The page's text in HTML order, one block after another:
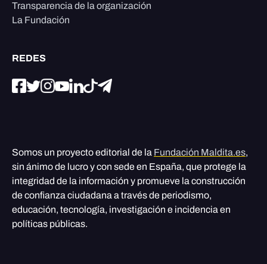
Transparencia de la organización
La Fundación
REDES
Somos un proyecto editorial de la Fundación Maldita.es,
sin ánimo de lucro y con sede en España, que protege la
integridad de la información y promueve la construcción
de confianza ciudadana a través de periodismo,
educación, tecnología, investigación e incidencia en
políticas públicas.